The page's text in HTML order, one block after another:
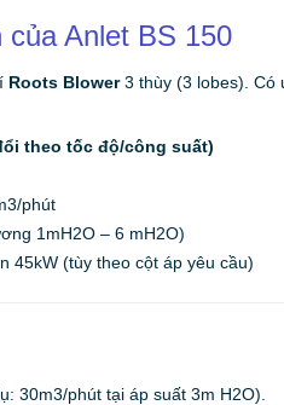
Anlet BS 150
Roots Blower3 thùy (3 lobes). Có
theo tốc độ/công suất)
phút
1mH2O – 6 mH2O)
45kW (tùy theo cột áp yêu cầu)
30m3/phút tại áp suất 3m H2O).